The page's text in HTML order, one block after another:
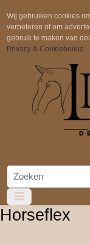
Snelle
verzending in
Horseflex
Wij gebruiken cookies
verbeteren of om
gebruik te maken van
Privacy & Cookiebeleid